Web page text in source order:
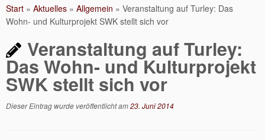
Inhalt
springen
Start » Aktuelles » Allgemein » Veranstaltung auf Turley: Das
Wohn- und Kulturprojekt SWK stellt sich vor
Veranstaltung auf Turley:
Das Wohn- und Kulturprojekt
SWK stellt sich vor
Dieser Eintrag wurde veröffentlicht am23. Juni 2014